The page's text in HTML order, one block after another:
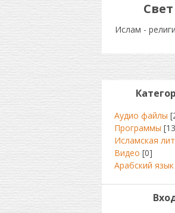
Ислам -
Аудио файлы
Программы
Исламская
Видео [0]
Арабский язык